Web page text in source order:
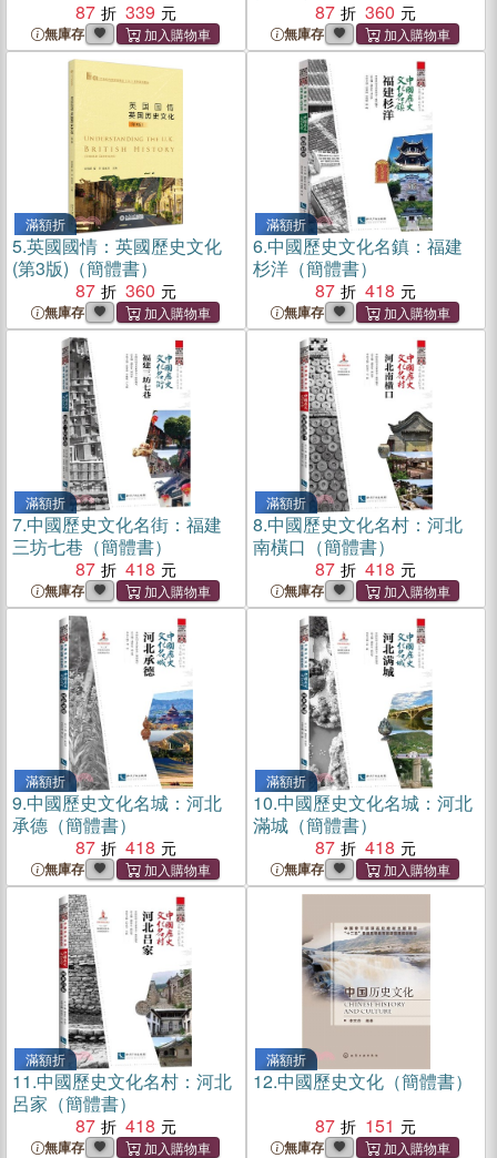
87
339
無庫存
87
360
無庫存
滿額折
5.英國國情：英國歷史文化
(第3版)（簡體書）
87
360
無庫存
滿額折
6.中國歷史文化名鎮：福建
杉洋（簡體書）
87
418
無庫存
滿額折
7.中國歷史文化名街：福建
三坊七巷（簡體書）
87
418
無庫存
滿額折
8.中國歷史文化名村：河北
南橫口（簡體書）
87
418
無庫存
滿額折
9.中國歷史文化名城：河北
承德（簡體書）
87
418
無庫存
滿額折
10.中國歷史文化名城：河北
滿城（簡體書）
87
418
無庫存
滿額折
11.中國歷史文化名村：河北
呂家（簡體書）
87
418
無庫存
滿額折
12.中國歷史文化（簡體書）
87
151
無庫存